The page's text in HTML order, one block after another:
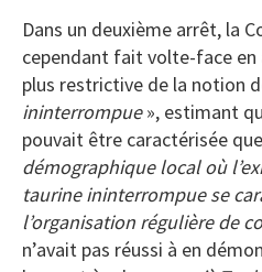
Dans un deuxième arrêt, la
cependant fait volte-face
plus restrictive de la notion
ininterrompue», estimant
pouvait être caractérisée
démographique local où
taurine ininterrompue se
l’organisation régulière de
n’avait pas réussi à en